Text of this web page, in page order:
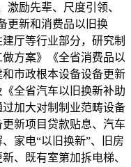
激励先辈、尺度引领、
更新和消费品以旧换
厅等行业部分，研究制
方案》《全省消费品以
市政根本设备设备更新
全省汽车以旧换新补助
加大对制制业范畴设备
新项目贷款贴息、汽车
家电“以旧换新”、旧房
、既有室第加拆电梯、